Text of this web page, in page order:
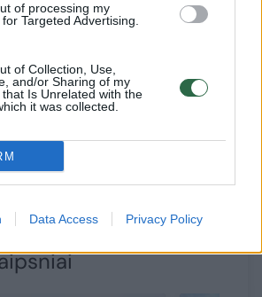
of processing my
Targeted Advertising.
of Collection, Use,
and/or Sharing of my
Is Unrelated with the
it was collected.
Data Access Privacy Policy
vertiname kaip labai didelę
grėsmių vertinimuose
kad kibernetinė erdvė yra
dalykas, o kibernetinės
galimos, – kalbėjo